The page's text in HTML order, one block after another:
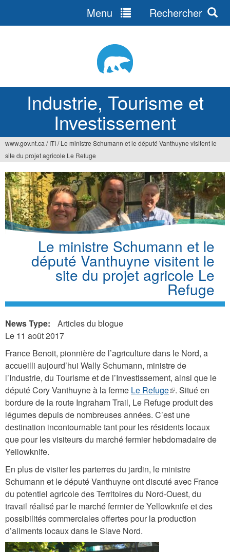
Industrie, Tourisme et
Investissement
Menu Rechercher
Vous
êtes
ici
www.gov.nt.ca / ITI/ Le ministre Schumann et le député Vanthuyne visitent le
site du projet agricole Le Refuge
Le ministre Schumann et le
député Vanthuyne visitent le
site du projet agricole Le
Refuge
News Type:
Articles du blogue
Le 11 août 2017
France Benoit, pionnière de l’agriculture dans le Nord, a
accueilli aujourd’hui Wally Schumann, ministre de
l’Industrie, du Tourisme et de l’Investissement, ainsi que le
député Cory Vanthuyne à la ferme Le Refuge(link
is
external)
. Situé en
bordure de la route Ingraham Trail, Le Refuge produit des
légumes depuis de nombreuses années. C’est une
destination incontournable tant pour les résidents locaux
que pour les visiteurs du marché fermier hebdomadaire de
Yellowknife.
En plus de visiter les parterres du jardin, le ministre
Schumann et le député Vanthuyne ont discuté avec France
du potentiel agricole des Territoires du Nord-Ouest, du
travail réalisé par le marché fermier de Yellowknife et des
possibilités commerciales offertes pour la production
d’aliments locaux dans le Slave Nord.